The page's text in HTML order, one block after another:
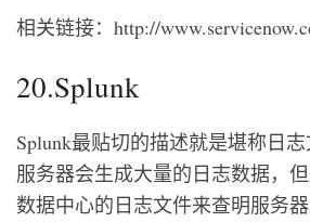
相关链接：http://
20.Splunk
Splunk最贴切的描述就是堪称日志
服务器会生成大量的日志数据，
数据中心的日志文件来查明服务